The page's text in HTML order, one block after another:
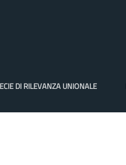
DI RILEVANZA UNIONALE